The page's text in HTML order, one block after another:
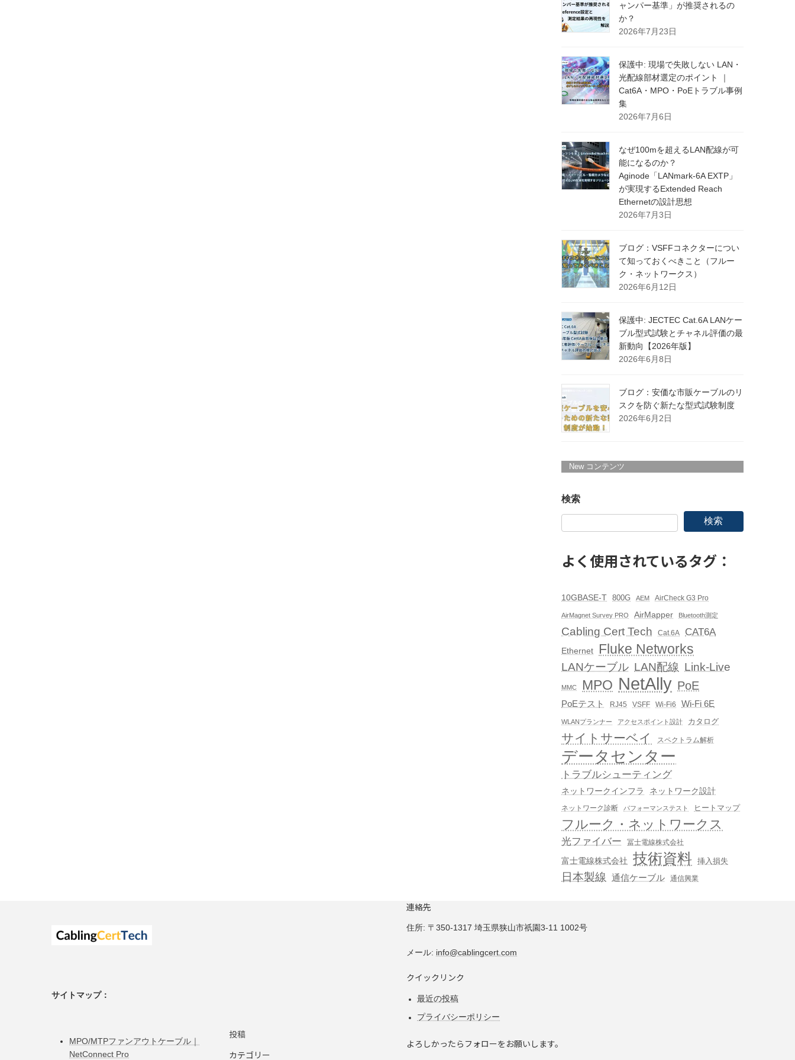
ャンパー基準」が推奨されるの
か？
2026年7月23日
保護中: 現場で失敗しない LAN・
光配線部材選定のポイント ｜
Cat6A・MPO・PoEトラブル事例
集
2026年7月6日
なぜ100mを超えるLAN配線が可
能になるのか？
Aginode「LANmark-6A EXTP」
が実現するExtended Reach
Ethernetの設計思想
2026年7月3日
ブログ：VSFFコネクターについ
て知っておくべきこと（フルー
ク・ネットワークス）
2026年6月12日
保護中: JECTEC Cat.6A LANケー
ブル型式試験とチャネル評価の最
新動向【2026年版】
2026年6月8日
ブログ：安価な市販ケーブルのリ
スクを防ぐ新たな型式試験制度
2026年6月2日
New コンテンツ
検索
検索
よく使用されているタグ：
10GBASE-T 800G AEM AirCheck G3 Pro
AirMagnet Survey PRO AirMapper Bluetooth測定
Cabling Cert Tech Cat.6A CAT6A
Ethernet Fluke Networks
LANケーブル LAN配線 Link-Live
MMC MPO NetAlly PoE
PoEテスト RJ45 VSFF Wi-Fi6 Wi-Fi 6E
WLANプランナー アクセスポイント設計 カタログ
サイトサーベイ スペクトラム解析
データセンター
トラブルシューティング
ネットワークインフラ ネットワーク設計
ネットワーク診断 パフォーマンステスト ヒートマップ
フルーク・ネットワークス
光ファイバー 冨士電線株式会社
富士電線株式会社 技術資料 挿入損失
日本製線 通信ケーブル 通信興業
サイトマップ：
MPO/MTPファンアウトケーブル｜
NetConnect Pro
投稿
カテゴリー
連絡先
住所: 〒350-1317 埼玉県狭山市祇園3-11 1002号
メール: info@cablingcert.com
クイックリンク
最近の投稿
プライバシーポリシー
よろしかったらフォローをお願いします。